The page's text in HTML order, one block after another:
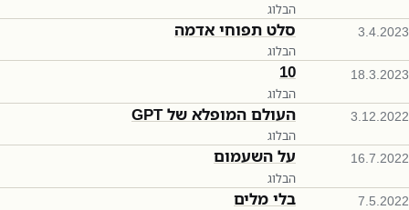
הבלוג
3.4.2023 סלט תפוחי אדמה
הבלוג
18.3.2023
10
הבלוג
3.12.2022 העולם המופלא של GPT
הבלוג
16.7.2022 על השעמום
הבלוג
7.5.2022 בלי מלים